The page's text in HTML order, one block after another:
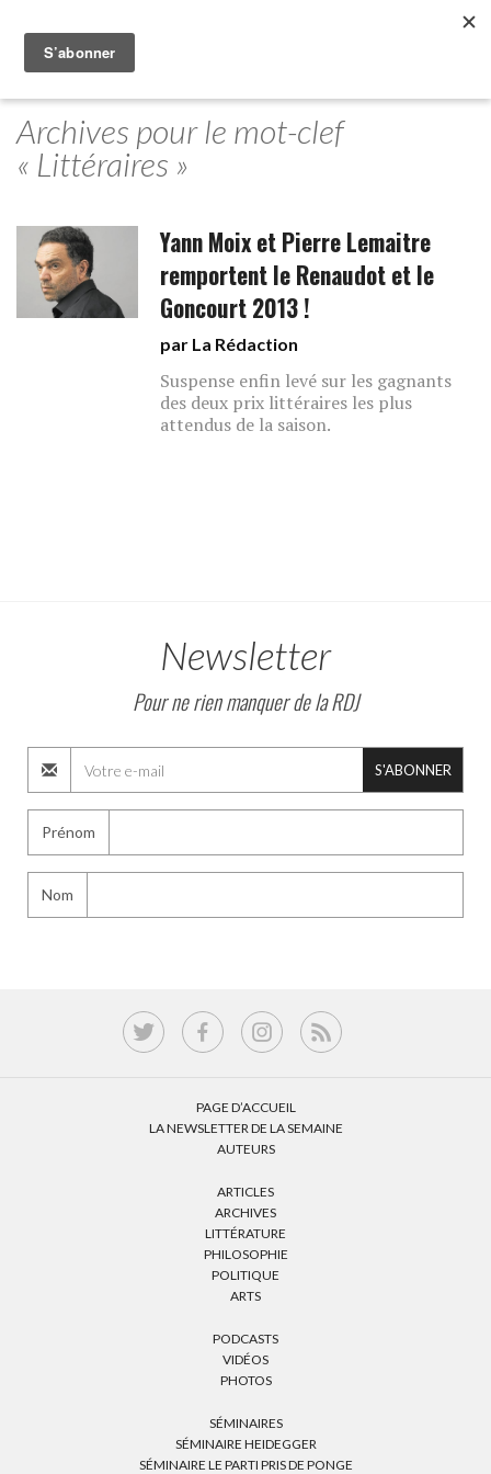
Archives pour le mot-clef
« Littéraires »
Yann Moix et Pierre Lemaitre
remportent le Renaudot et le
Goncourt 2013 !
par La Rédaction
Suspense enfin levé sur les gagnants
des deux prix littéraires les plus
attendus de la saison.
Newsletter
Pour ne rien manquer de la RDJ
S'ABONNER
Prénom
Nom
PAGE D’ACCUEIL
LA NEWSLETTER DE LA SEMAINE
AUTEURS
ARTICLES
ARCHIVES
LITTÉRATURE
PHILOSOPHIE
POLITIQUE
ARTS
PODCASTS
VIDÉOS
PHOTOS
SÉMINAIRES
SÉMINAIRE HEIDEGGER
SÉMINAIRE LE PARTI PRIS DE PONGE